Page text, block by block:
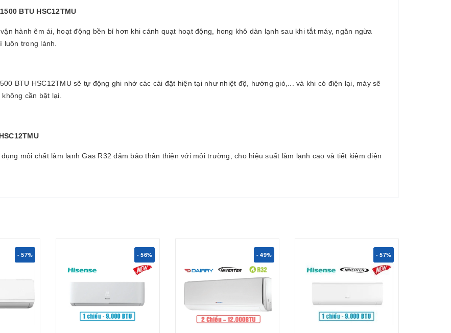
hành êm ái, hoạt động bền bỉ hơn khi cánh quạt hoạt động, hong khô dàn lạnh sau khi tắt máy, ngăn ngừa
trong lành.
BTU HSC12TMU sẽ tự động ghi nhớ các cài đặt hiện tại như nhiệt độ, hướng gió,... và khi có điện lại, máy sẽ
cần bật lại.
môi chất làm lạnh Gas R32 đảm bảo thân thiện với môi trường, cho hiệu suất làm lạnh cao và tiết kiệm điện
- 57% - 56% - 49% - 57%